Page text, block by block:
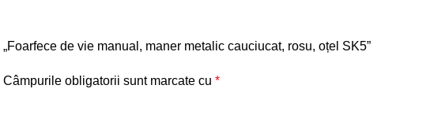
de vie manual, maner metalic cauciucat, rosu, oțel SK5”
Câmpurile obligatorii sunt marcate cu *